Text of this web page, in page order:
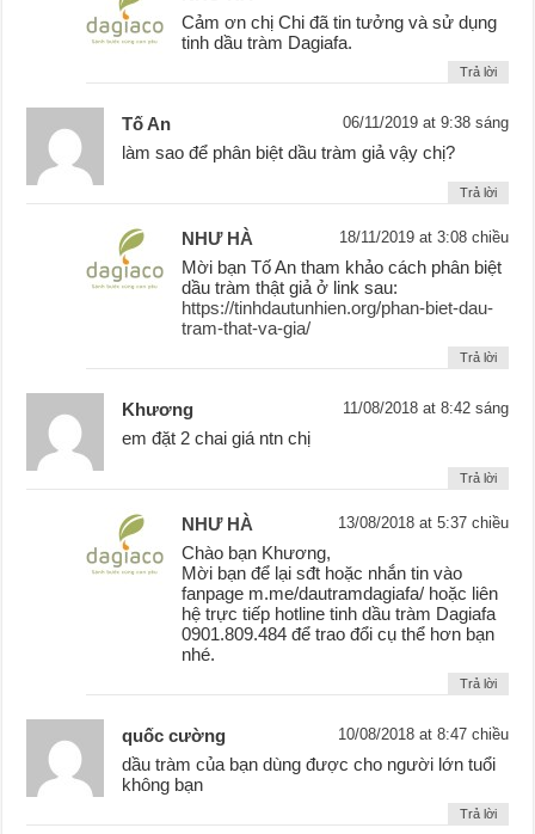
Cảm ơn chị Chi đã tin tưởng và sử dụng
tinh dầu tràm Dagiafa.
Trả lời
Tố An 06/11/2019 at 9:38 sáng
làm sao để phân biệt dầu tràm giả vậy chị?
Trả lời
NHƯ HÀ 18/11/2019 at 3:08 chiều
Mời bạn Tố An tham khảo cách phân biệt
dầu tràm thật giả ở link sau:
https://tinhdautunhien.org/phan-biet-dau-
tram-that-va-gia/
Trả lời
Khương 11/08/2018 at 8:42 sáng
em đặt 2 chai giá ntn chị
Trả lời
NHƯ HÀ 13/08/2018 at 5:37 chiều
Chào bạn Khương,
Mời bạn để lại sđt hoặc nhắn tin vào
fanpage m.me/dautramdagiafa/ hoặc liên
hệ trực tiếp hotline tinh dầu tràm Dagiafa
0901.809.484 để trao đổi cụ thể hơn bạn
nhé.
Trả lời
quốc cường 10/08/2018 at 8:47 chiều
dầu tràm của bạn dùng được cho người lớn tuổi
không bạn
Trả lời